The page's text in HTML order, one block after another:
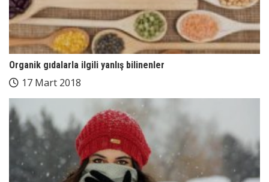
Organik gıdalarla ilgili yanlış bilinenler
17 Mart 2018